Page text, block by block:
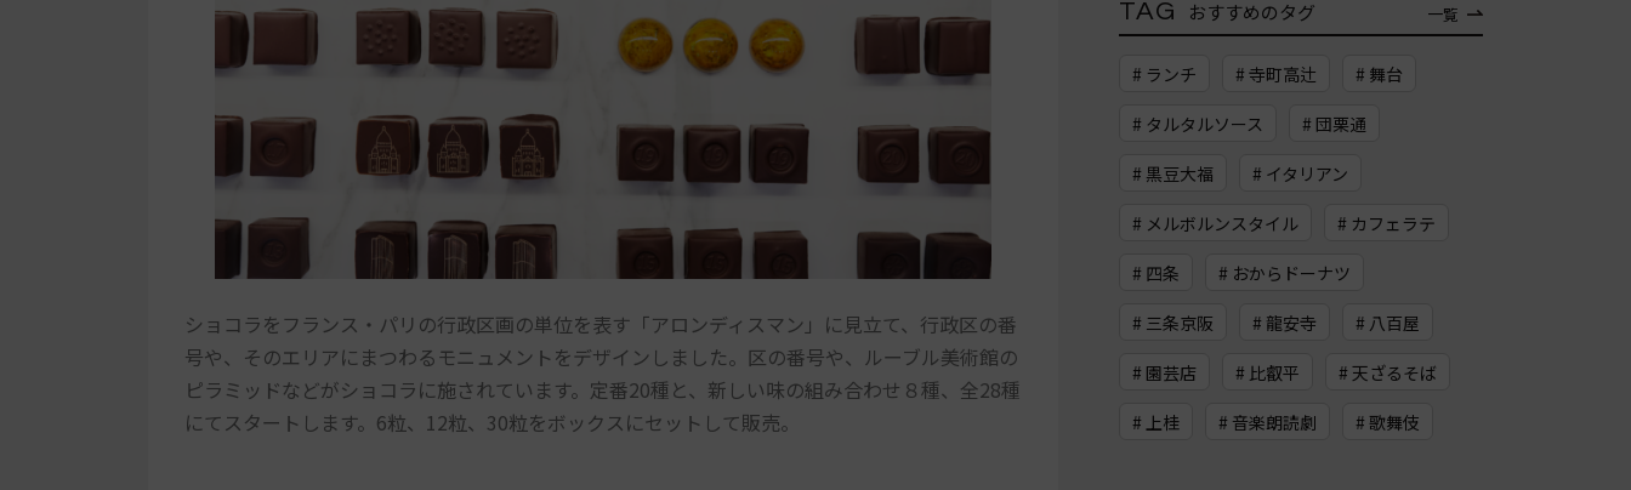
ショコラをフランス・パリの行政区画の単位を表す「アロンディスマン」に見立て、行政区の番
号や、そのエリアにまつわるモニュメントをデザインしました。区の番号や、ルーブル美術館の
ピラミッドなどがショコラに施されています。定番20種と、新しい味の組み合わせ８種、全28種
にてスタートします。6粒、12粒、30粒をボックスにセットして販売。
TAG おすすめのタグ 一覧
# ランチ # 寺町高辻 # 舞台
# タルタルソース # 団栗通
# 黒豆大福 # イタリアン
# メルボルンスタイル # カフェラテ
# 四条 # おからドーナツ
# 三条京阪 # 龍安寺 # 八百屋
# 園芸店 # 比叡平 # 天ざるそば
# 上桂 # 音楽朗読劇 # 歌舞伎